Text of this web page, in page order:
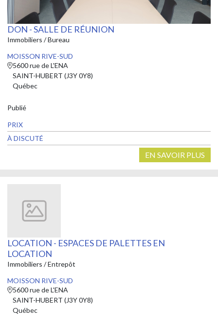
DON - SALLE DE RÉUNION
Immobiliers / Bureau
MOISSON RIVE-SUD
5600 rue de L'ENA
SAINT-HUBERT (J3Y 0Y8)
Québec
Publié
PRIX
À DISCUTÉ
EN SAVOIR PLUS
LOCATION - ESPACES DE PALETTES EN
LOCATION
Immobiliers / Entrepôt
MOISSON RIVE-SUD
5600 rue de L'ENA
SAINT-HUBERT (J3Y 0Y8)
Québec